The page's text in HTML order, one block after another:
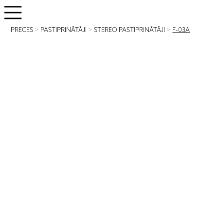
PRECES > PASTIPRINĀTĀJI >STEREO PASTIPRINĀTĀJI > F-03A